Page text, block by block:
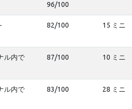
96/100
- 82/100 15 ミニ
ル内で 87/100 10 ミニ
ル内で 83/100 28 ミニ